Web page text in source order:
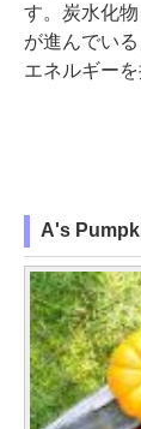
す。炭水化
が進んでい
エネルギー
A's